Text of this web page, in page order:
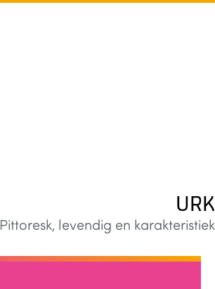
URK
Pittoresk, levendig en karakteristiek